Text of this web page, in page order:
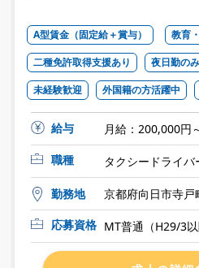
A型賃金（固定給＋賞与）
教育
二種免許取得支援あり
夜日勤の
未経験歓迎
外国籍の方活躍中
給与
月給：200,000円
職種
タクシードライバ
勤務地
京都府向日市寺
応募資格 MT普通（H29/3以